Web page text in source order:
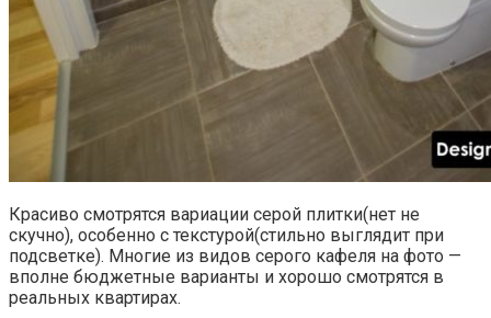
Красиво смотрятся вариации серой плитки(нет не
скучно), особенно с текстурой(стильно выглядит при
подсветке). Многие из видов серого кафеля на фото —
вполне бюджетные варианты и хорошо смотрятся в
реальных квартирах.